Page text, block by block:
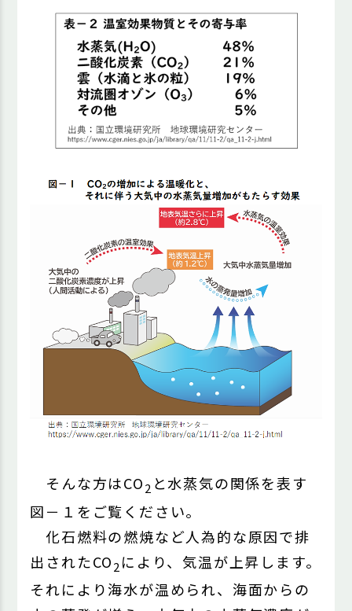
そんな方はCO2 と水蒸気の関係を表す
図－１をご覧ください。
化石燃料の燃焼など人為的な原因で排
出されたCO2により、気温が上昇します。
それにより海水が温められ、海面からの